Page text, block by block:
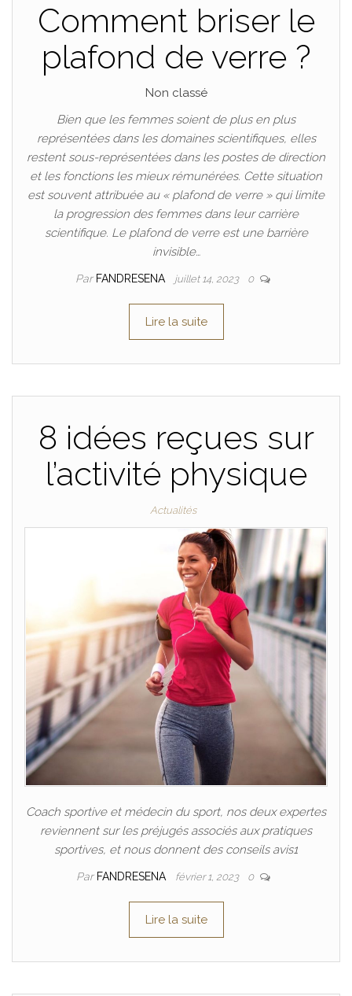
Comment briser le
plafond de verre ?
Non classé
Bien que les femmes soient de plus en plus
représentées dans les domaines scientifiques, elles
restent sous-représentées dans les postes de direction
et les fonctions les mieux rémunérées. Cette situation
est souvent attribuée au « plafond de verre » qui limite
la progression des femmes dans leur carrière
scientifique. Le plafond de verre est une barrière
invisible…
Par FANDRESENA juillet 14, 2023 0
Lire la suite
8 idées reçues sur
l’activité physique
Actualités
Coach sportive et médecin du sport, nos deux expertes
reviennent sur les préjugés associés aux pratiques
sportives, et nous donnent des conseils avis1
Par FANDRESENA février 1, 2023 0
Lire la suite